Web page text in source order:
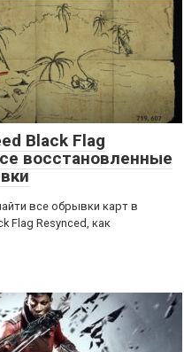
Black Flag
восстановленные
все обрывки карт в
Flag Resynced, как